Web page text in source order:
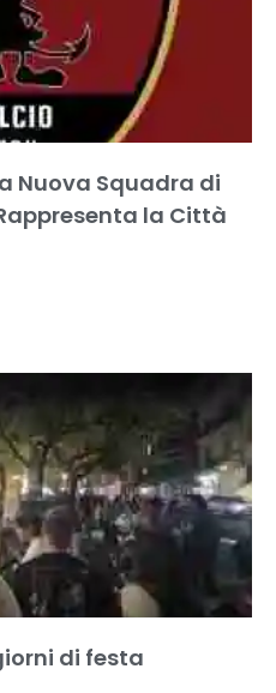
Nuova Squadra di
la Città
di festa